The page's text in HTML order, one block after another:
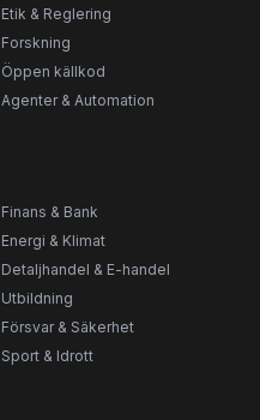
Etik & Reglering
Forskning
Öppen källkod
Agenter & Automation
Finans & Bank
Energi & Klimat
Detaljhandel & E-handel
Utbildning
Försvar & Säkerhet
Sport & Idrott